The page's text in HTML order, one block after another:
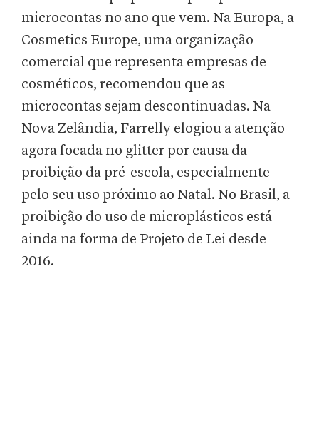
microcontas no ano que vem. Na Europa, a
Cosmetics Europe, uma organização
comercial que representa empresas de
cosméticos, recomendou que as
microcontas sejam descontinuadas. Na
Nova Zelândia, Farrelly elogiou a atenção
agora focada no glitter por causa da
proibição da pré-escola, especialmente
pelo seu uso próximo ao Natal. No Brasil, a
proibição do uso de microplásticos está
ainda na forma de Projeto de Lei desde
2016.